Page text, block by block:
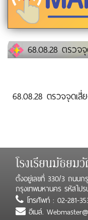
68.08.28 ตรวจ
68.08.28 ตรวจจุดเสี่
โรงเรียนมัธยม
ตั้งอยู่เลขที่ 330/3 ถนนก
กรุงเทพมหานคร รหัสไป
โทรศัพท์ : 02-281-
อีเมล์.